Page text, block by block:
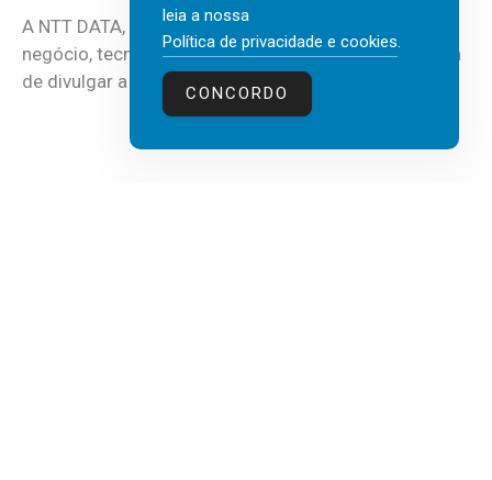
A NTT DATA, consultora global em serviços de
negócio, tecnologia e inteligência artificial (IA), acaba
de divulgar a mais recente...
leia a nossa
Política de privacidade e cookies.
CONCORDO